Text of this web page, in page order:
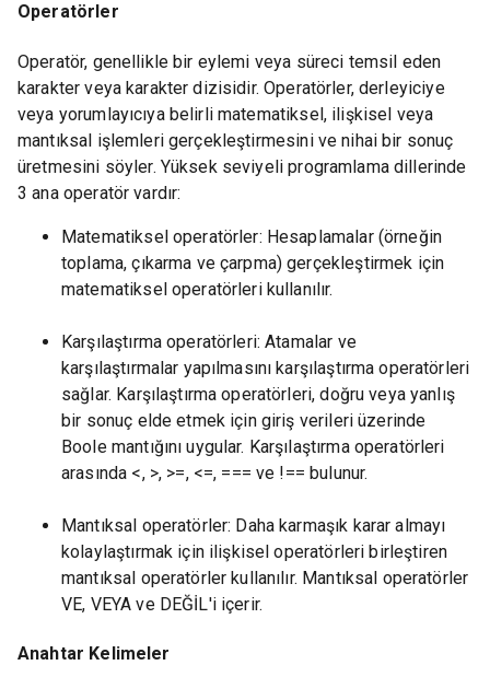
Operatörler
Operatör, genellikle bir eylemi veya süreci temsil eden
karakter veya karakter dizisidir. Operatörler, derleyiciye
veya yorumlayıcıya belirli matematiksel, ilişkisel veya
mantıksal işlemleri gerçekleştirmesini ve nihai bir sonuç
üretmesini söyler. Yüksek seviyeli programlama dillerinde
3 ana operatör vardır:
Matematiksel operatörler: Hesaplamalar (örneğin
toplama, çıkarma ve çarpma) gerçekleştirmek için
matematiksel operatörleri kullanılır.
Karşılaştırma operatörleri: Atamalar ve
karşılaştırmalar yapılmasını karşılaştırma operatörleri
sağlar. Karşılaştırma operatörleri, doğru veya yanlış
bir sonuç elde etmek için giriş verileri üzerinde
Boole mantığını uygular. Karşılaştırma operatörleri
arasında <, >, >=, <=, === ve !== bulunur.
Mantıksal operatörler: Daha karmaşık karar almayı
kolaylaştırmak için ilişkisel operatörleri birleştiren
mantıksal operatörler kullanılır. Mantıksal operatörler
VE, VEYA ve DEĞİL'i içerir.
Anahtar Kelimeler